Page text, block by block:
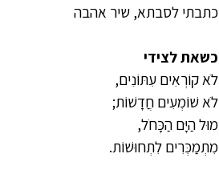
כתבתי לסבתא, שיר אהבה
כשאת לצידי
לֹא קוֹרְאִים עִתּוֹנִים,
לֹא שׁוֹמְעִים חֲדָשׁוֹת;
מוּל הַיָּם הַכָּחֹל,
מִתְמַכְּרִים לִתְחוּשׁוֹת.